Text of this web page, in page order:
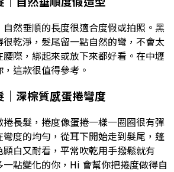
然垂順的長度很適合度假或拍照。黑
很乾淨，髮尾留一點自然的彎，不會太
際，綁起來或放下來都好看。在中壢
這款很值得參考。
｜深棕質感蛋捲彎度
長髮，捲度像蛋捲一樣一圈圈很有彈
度的均勻，從耳下開始走到髮尾，蓬
白又耐看，平常吹乾用手撥鬆就有
點變化的你，Hi 會幫你把捲度做得自